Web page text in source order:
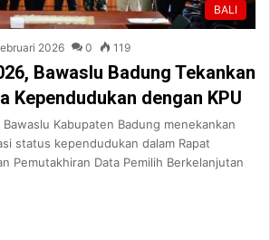
BALI
2026 0 119
Bawaslu Badung Tekankan
Kependudukan dengan KPU
Kabupaten Badung menekankan
status kependudukan dalam Rapat
Pemutakhiran Data Pemilih Berkelanjutan